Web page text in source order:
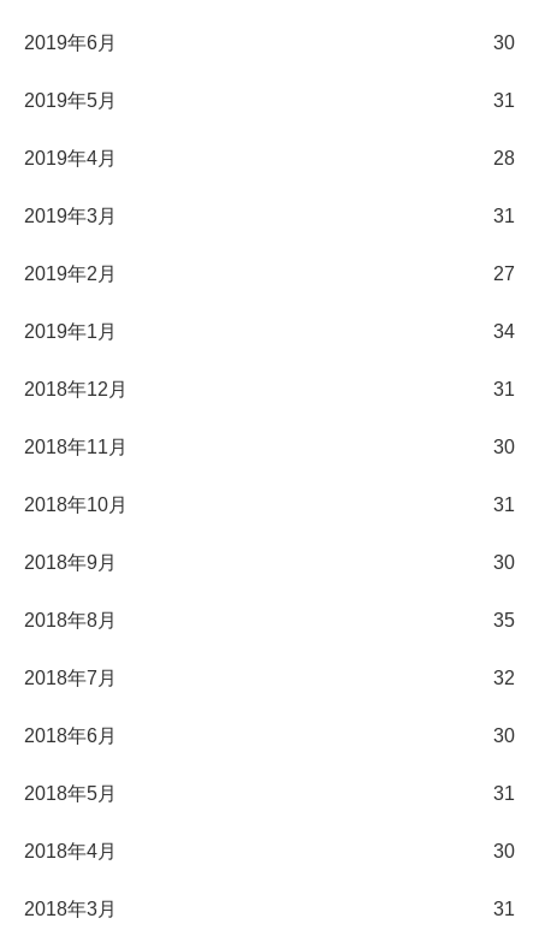
2019年6月 30
2019年5月 31
2019年4月 28
2019年3月 31
2019年2月 27
2019年1月 34
2018年12月 31
2018年11月 30
2018年10月 31
2018年9月 30
2018年8月 35
2018年7月 32
2018年6月 30
2018年5月 31
2018年4月 30
2018年3月 31